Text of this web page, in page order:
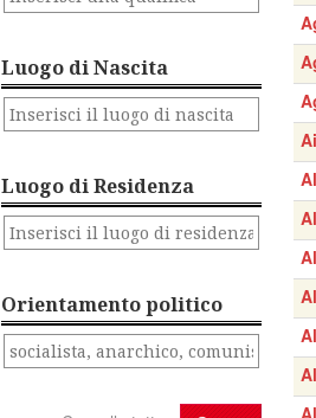
Luogo di Nascita
Luogo di Residenza
Orientamento politico